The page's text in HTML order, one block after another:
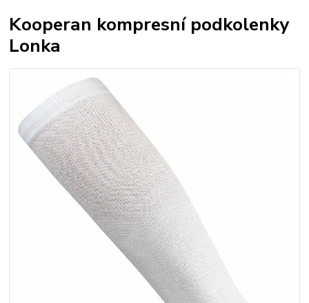
Kooperan kompresní podkolenky
Lonka